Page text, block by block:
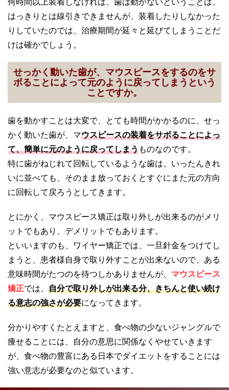
はっきりとは線引きできませんが、装着したりしなかった
りしていたのでは、治療期間が延々と延びてしまうことだ
けは確かでしょう。
せっかく動いた歯が、マウスピースをするのをサ
ボることによって元のように戻ってしまうという
ことですか。
歯を動かすことは大変で、とても時間がかかるのに、せっ
かく動いた歯が、マウスピースの装着をサボることによっ
て、簡単に元のように戻ってしまうものなのです。
特に歯がねじれて回転しているような歯は、いったんきれ
いに並べても、そのまま放っておくとすぐにまた元の方向
に回転して戻ろうとしてきます。
とにかく、マウスピース矯正は取り外しが出来るのがメリ
ットでもあり、デメリットでもあります。
といいますのも、ワイヤー矯正では、一旦針金をつけてし
まうと、患者様自身で取り外すことが出来ないので、ある
意味時間がたつのを待つしかありませんが、 マウスピース
矯正では、 自分で取り外しが出来る分、きちんと使い続け
る意志の強さが必要になってきます。
分かりやすくたとえますと、食べ物の少ないジャングルで
痩せることには、自分の意思に関係なくやせていきます
が、食べ物の豊富にある日本でダイエットをすることには
強い意志が必要なのと似ています。